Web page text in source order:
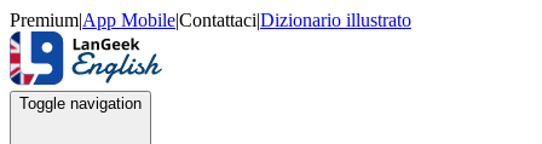
Premium|App Mobile|Contattaci|Dizionario illustrato
Toggle navigation